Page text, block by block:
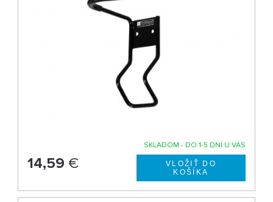
SKLADOM - DO 1-5 DNÍ U VÁS
14,59 €